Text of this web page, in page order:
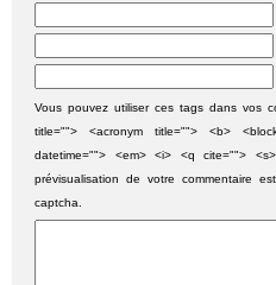
Vous pouvez utiliser ces tags dans vos
title=""> <acronym title=""> <b>
datetime=""> <em> <i> <q cite="">
prévisualisation de votre commentaire
captcha.